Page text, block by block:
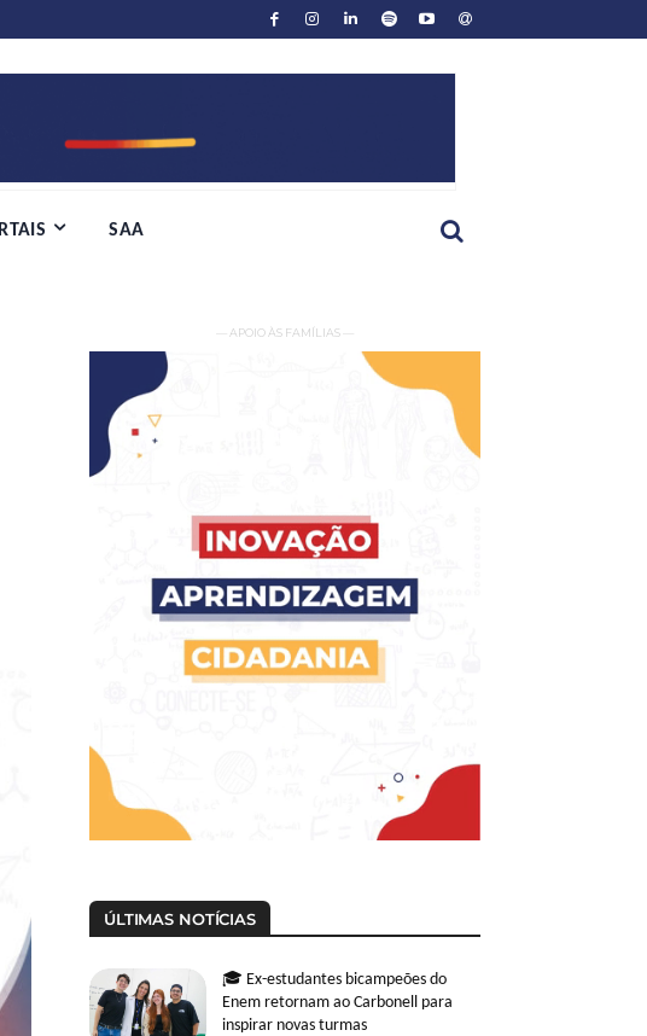
SAA
— APOIO ÀS FAMÍLIAS —
ÚLTIMAS NOTÍCIAS
🎓 Ex-estudantes bicampeões do
Enem retornam ao Carbonell para
inspirar novas turmas